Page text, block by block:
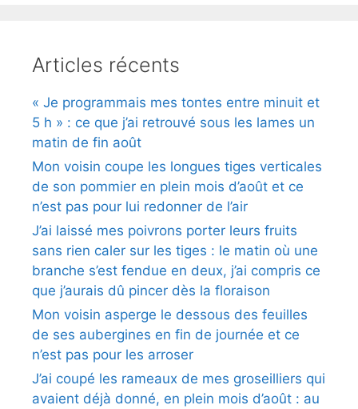
Articles récents
« Je programmais mes tontes entre minuit et
5 h » : ce que j’ai retrouvé sous les lames un
matin de fin août
Mon voisin coupe les longues tiges verticales
de son pommier en plein mois d’août et ce
n’est pas pour lui redonner de l’air
J’ai laissé mes poivrons porter leurs fruits
sans rien caler sur les tiges : le matin où une
branche s’est fendue en deux, j’ai compris ce
que j’aurais dû pincer dès la floraison
Mon voisin asperge le dessous des feuilles
de ses aubergines en fin de journée et ce
n’est pas pour les arroser
J’ai coupé les rameaux de mes groseilliers qui
avaient déjà donné, en plein mois d’août : au